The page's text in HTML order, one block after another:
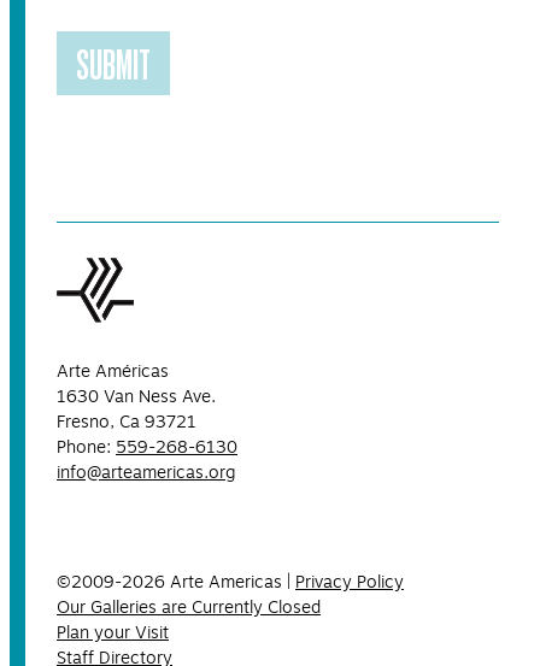
SUBMIT
Arte Américas
1630 Van Ness Ave.
Fresno, Ca 93721
Phone: 559-268-6130
info@arteamericas.org
©2009-2026 Arte Americas | Privacy Policy
Our Galleries are Currently Closed
Plan your Visit
Staff Directory